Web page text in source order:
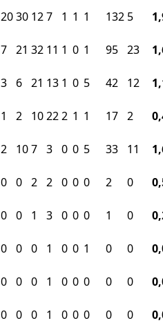
2030 127 1 1 1 132 5
7 21 32 11 1 0 1 95 23
3 6 21 13 1 0 5 42 12
1 2 10222 1 1 17 2
2 107 3 0 0 5 33 11
0 0 2 2 0 0 0 2 0
0 0 1 3 0 0 0 1 0
0 0 0 1 0 0 1 0 0
0 0 0 1 0 0 0 0 0
0 0 0 1 0 0 0 0 0